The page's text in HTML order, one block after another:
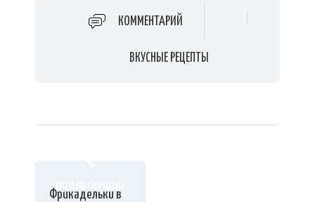
КОММЕНТАРИЙ
ВКУСНЫЕ РЕЦЕПТЫ
Фрикадельки в